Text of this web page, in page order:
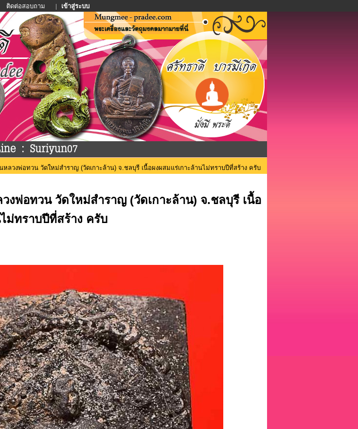
ติดต่อสอบถาม | เข้าสู่ระบบ
หลวงพ่อทวน วัดใหม่สำราญ (วัดเกาะล้าน) จ.ชลบุรี เนื้อผงผสมแร่เกาะล้านไม่ทราบปีที่สร้าง ครับ
งพ่อทวน วัดใหม่สำราญ (วัดเกาะล้าน) จ.ชลบุรี เนื้อ
ม่ทราบปีที่สร้าง ครับ